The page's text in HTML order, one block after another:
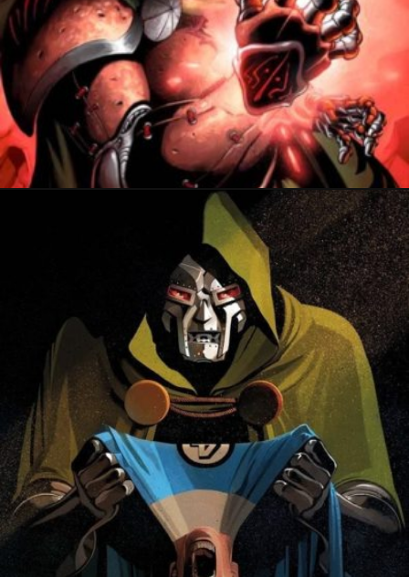
6 mars 2022